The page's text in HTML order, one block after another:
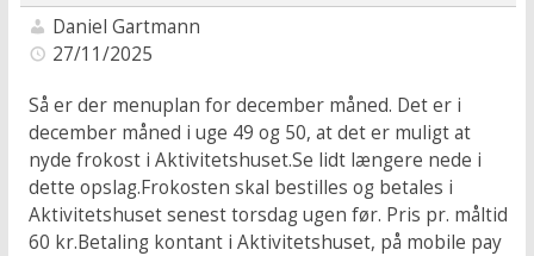
Daniel Gartmann
27/11/2025
Så er der menuplan for december måned. Det er i
december måned i uge 49 og 50, at det er muligt at
nyde frokost i Aktivitetshuset.Se lidt længere nede i
dette opslag.Frokosten skal bestilles og betales i
Aktivitetshuset senest torsdag ugen før. Pris pr. måltid
60 kr.Betaling kontant i Aktivitetshuset, på mobile pay